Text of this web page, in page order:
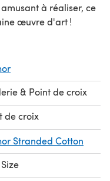
à réaliser, ce
œuvre d'art !
& Point de croix
de croix
Stranded Cotton